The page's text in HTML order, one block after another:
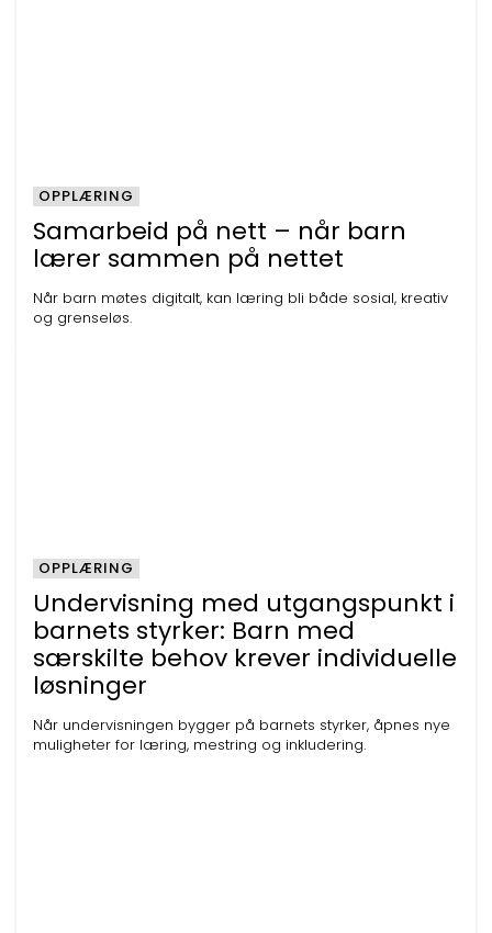
Samarbeid på nett – når barn
lærer sammen på nettet
Når barn møtes digitalt, kan læring bli både sosial, kreativ
og grenseløs.
OPPLÆRING
Undervisning med utgangspunkt i
barnets styrker: Barn med
særskilte behov krever individuelle
løsninger
Når undervisningen bygger på barnets styrker, åpnes nye
muligheter for læring, mestring og inkludering.
OPPLÆRING